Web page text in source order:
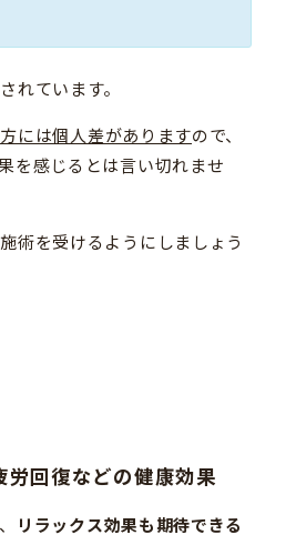
れています。
には個人差がありますので、
を感じるとは言い切れませ
術を受けるようにしましょう
労回復などの健康効果
リラックス効果も期待できる